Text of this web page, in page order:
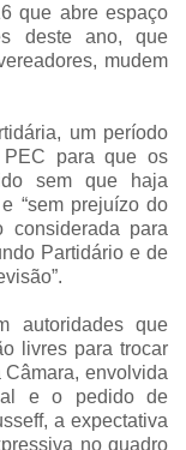
que abre espaço
deste ano, que
mudem
um período
para que os
sem que haja
“sem prejuízo do
considerada para
Partidário e de
autoridades que
livres para trocar
envolvida
e o pedido de
a expectativa
no quadro